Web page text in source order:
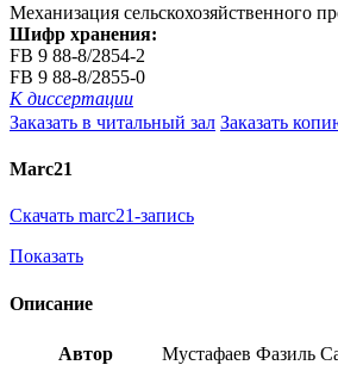
Механизация сельскохозяйственного
Шифр хранения:
FB 9 88-8/2854-2
FB 9 88-8/2855-0
К диссертации
Заказать в читальный зал Заказать
Marc21
Скачать marc21-запись
Показать
Описание
Автор Мустафаев Фазиль